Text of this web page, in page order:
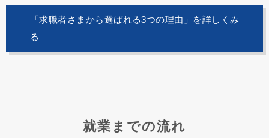
「求職者さまから選ばれる3つの理由」を詳しくみ
る
就業までの流れ